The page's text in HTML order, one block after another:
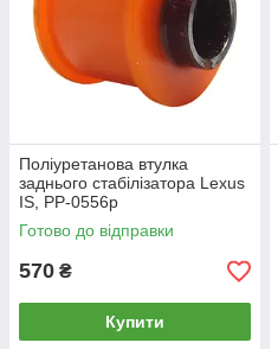
Поліуретанова втулка
заднього стабілізатора Lexus
IS, PP-0556p
Готово до відправки
570 ₴
Купити